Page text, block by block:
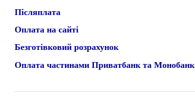
Післяплата
Оплата на сайті
Безготівковий розрахунок
Оплата частинами Приватбанк та Монобанк